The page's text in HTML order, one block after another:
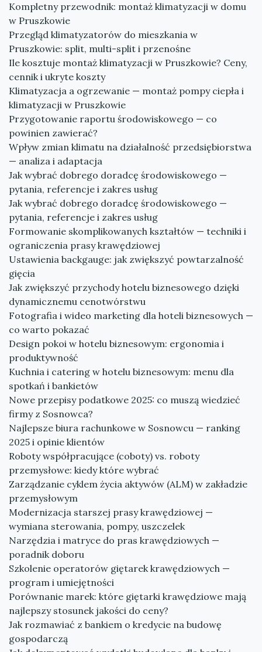
Kompletny przewodnik: montaż klimatyzacji w domu
w Pruszkowie
Przegląd klimatyzatorów do mieszkania w
Pruszkowie: split, multi-split i przenośne
Ile kosztuje montaż klimatyzacji w Pruszkowie? Ceny,
cennik i ukryte koszty
Klimatyzacja a ogrzewanie — montaż pompy ciepła i
klimatyzacji w Pruszkowie
Przygotowanie raportu środowiskowego — co
powinien zawierać?
Wpływ zmian klimatu na działalność przedsiębiorstwa
— analiza i adaptacja
Jak wybrać dobrego doradcę środowiskowego —
pytania, referencje i zakres usług
Jak wybrać dobrego doradcę środowiskowego —
pytania, referencje i zakres usług
Formowanie skomplikowanych kształtów — techniki i
ograniczenia prasy krawędziowej
Ustawienia backgauge: jak zwiększyć powtarzalność
gięcia
Jak zwiększyć przychody hotelu biznesowego dzięki
dynamicznemu cenotwórstwu
Fotografia i wideo marketing dla hoteli biznesowych —
co warto pokazać
Design pokoi w hotelu biznesowym: ergonomia i
produktywność
Kuchnia i catering w hotelu biznesowym: menu dla
spotkań i bankietów
Nowe przepisy podatkowe 2025: co muszą wiedzieć
firmy z Sosnowca?
Najlepsze biura rachunkowe w Sosnowcu — ranking
2025 i opinie klientów
Roboty współpracujące (coboty) vs. roboty
przemysłowe: kiedy które wybrać
Zarządzanie cyklem życia aktywów (ALM) w zakładzie
przemysłowym
Modernizacja starszej prasy krawędziowej —
wymiana sterowania, pompy, uszczelek
Narzędzia i matryce do pras krawędziowych —
poradnik doboru
Szkolenie operatorów giętarek krawędziowych —
program i umiejętności
Porównanie marek: które giętarki krawędziowe mają
najlepszy stosunek jakości do ceny?
Jak rozmawiać z bankiem o kredycie na budowę
gospodarczą